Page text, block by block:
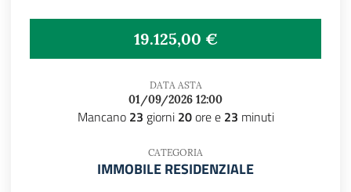
19.125,00 €
DATA ASTA
01/09/2026 12:00
Mancano 23 giorni 20ore e 23 minuti
CATEGORIA
IMMOBILE RESIDENZIALE